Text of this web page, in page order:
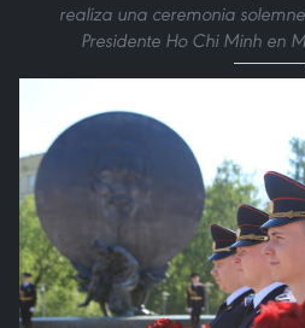
realiza una ceremonia
Presidente Ho Chi Minh en